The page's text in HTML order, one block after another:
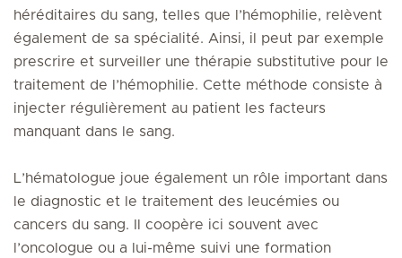
héréditaires du sang, telles que l’hémophilie, relèvent
également de sa spécialité. Ainsi, il peut par exemple
prescrire et surveiller une thérapie substitutive pour le
traitement de l’hémophilie. Cette méthode consiste à
injecter régulièrement au patient les facteurs
manquant dans le sang.
L’hématologue joue également un rôle important dans
le diagnostic et le traitement des leucémies ou
cancers du sang. Il coopère ici souvent avec
l’oncologue ou a lui-même suivi une formation